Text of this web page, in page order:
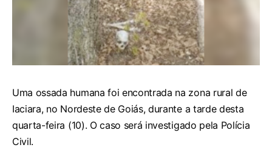
Uma ossada humana foi encontrada na zona rural de
Iaciara, no Nordeste de Goiás, durante a tarde desta
quarta-feira (10). O caso será investigado pela Polícia
Civil.